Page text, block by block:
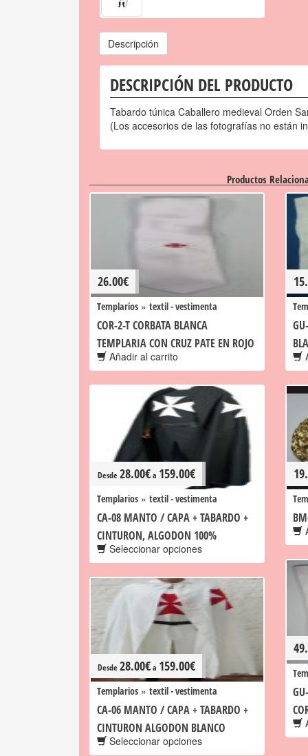
Descripción
DESCRIPCIÓN DEL PRODUCTO
Tabardo túnica Caballero medieval Orden
(Los accesorios de las fotografías no están
Productos
26.00€
Templarios » textil - vestimenta
COR-2-T CORBATA BLANCA
TEMPLARIA CON CRUZ PATE EN ROJO
Añadir al carrito
Desde28.00€a 159.00€
Templarios » textil - vestimenta
CA-08 MANTO / CAPA + TABARDO +
CINTURON, ALGODON 100%
Seleccionar opciones
Desde28.00€a 159.00€
Templarios » textil - vestimenta
CA-06 MANTO / CAPA + TABARDO +
CINTURON ALGODON BLANCO
Seleccionar opciones